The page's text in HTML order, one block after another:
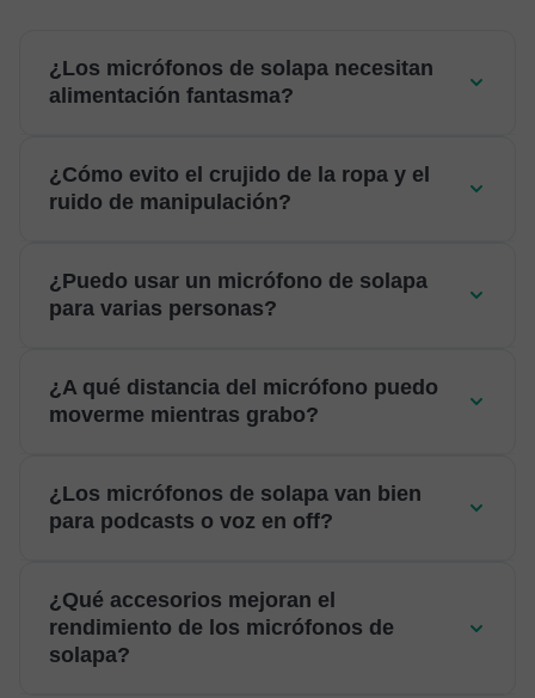
¿Los micrófonos de solapa necesitan
alimentación fantasma?
¿Cómo evito el crujido de la ropa y el
ruido de manipulación?
¿Puedo usar un micrófono de solapa
para varias personas?
¿A qué distancia del micrófono puedo
moverme mientras grabo?
¿Los micrófonos de solapa van bien
para podcasts o voz en off?
¿Qué accesorios mejoran el
rendimiento de los micrófonos de
solapa?